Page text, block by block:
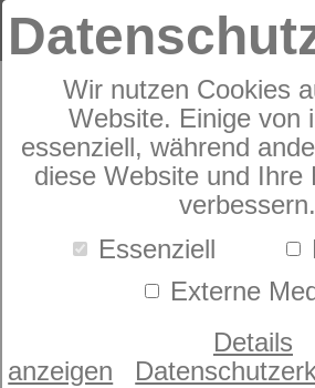
Wir nutzen Cookies
Website. Einige von
essenziell, während
diese Website und Ihre
verbessern.
Essenziell
Externe
Details
anzeigen
Sympathica
BellaSana T